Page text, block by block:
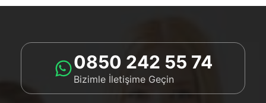
0850 242 55 74
Bizimle İletişime Geçin